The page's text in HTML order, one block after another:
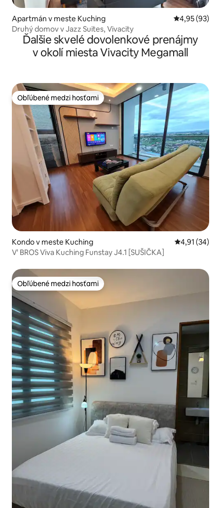
Apartmán v meste Kuching Priemerné
4,95 (93)
Druhý domov v Jazz Suites, Vivacity
Ďalšie skvelé dovolenkové prenájmy
v okolí miesta Vivacity Megamall
Obľúbené medzi hosťami
Obľúbené medzi hosťami
Kondo v meste Kuching Priemerné
4,91 (34)
V' BROS Viva Kuching Funstay J4.1 [SUŠIČKA]
Obľúbené medzi hosťami
Obľúbené medzi hosťami